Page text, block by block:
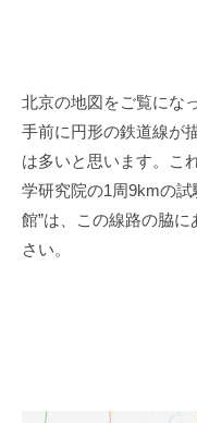
北京の地図をご覧にな
手前に円形の鉄道線が
は多いと思います。
こ
学研究院の1周9kmの試
館”は、この線路の脇
さい。